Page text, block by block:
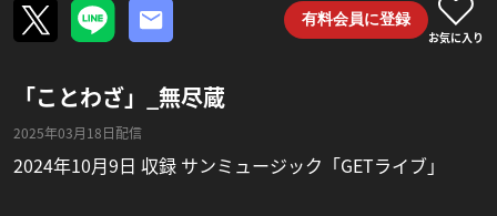
有料会員に登録
お気に入り
「ことわざ」_無尽蔵
2025年03月18日配信
2024年10月9日 収録 サンミュージック「GETライブ」